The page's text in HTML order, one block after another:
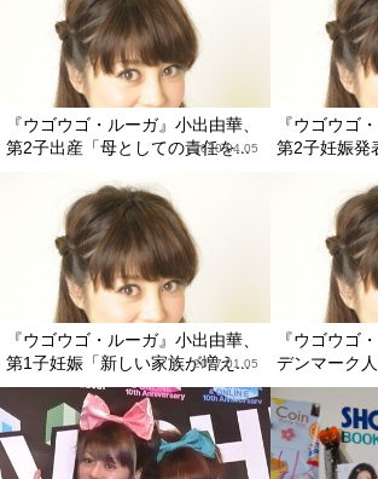
『ウゴウゴ・ルーガ』小出由華、
第2子出産「母としての責任を...
2020.04.05
『ウゴウゴ
第2子妊娠
『ウゴウゴ・ルーガ』小出由華、
第1子妊娠「新しい家族が増え...
2017.01.05
『ウゴウゴ
デンマーク